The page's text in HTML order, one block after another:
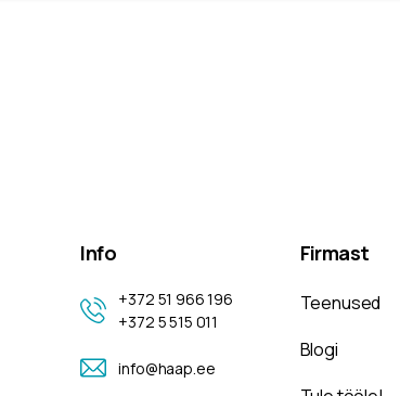
Info
+372 51 966 196
+372 5 515 011
info@haap.ee
Firmast
Teenused
Blogi